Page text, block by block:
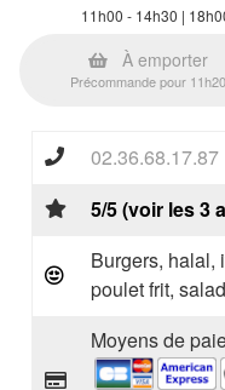
11h00 - 14h30 |
À emporter
Précommande pour 11h20
02.36.68.17.87
5/5 (voir les 3
Burgers, halal,
poulet frit,
Moyens de